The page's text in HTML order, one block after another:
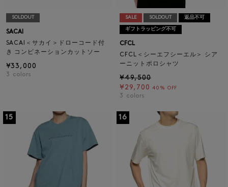
SOLDOUT
SACAI
SACAI＜サカイ＞ドローコード付
き コンビネーションカットソー
¥33,000
3 colors
SALE SOLDOUT 返品不可
ギフトラッピング不可
CFCL
CFCL＜シーエフシーエル＞ シア
ーニットポロシャツ
¥49,500
¥29,700 40% OFF
3 colors
15 16